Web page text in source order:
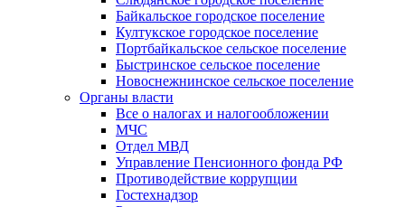
Байкальское городское поселение
Култукское городское поселение
Портбайкальское сельское поселение
Быстринское сельское поселение
Новоснежнинское сельское поселение
Органы власти
Все о налогах и налогообложении
МЧС
Отдел МВД
Управление Пенсионного фонда РФ
Противодействие коррупции
Гостехнадзор